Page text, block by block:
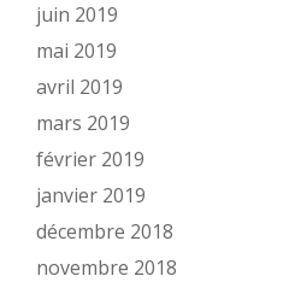
juin 2019
mai 2019
avril 2019
mars 2019
février 2019
janvier 2019
décembre 2018
novembre 2018